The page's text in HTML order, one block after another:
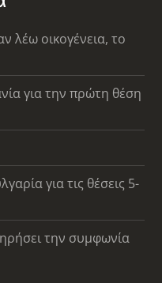
λέω οικογένεια, το
για την πρώτη θέση
για τις θέσεις 5-
την συμφωνία